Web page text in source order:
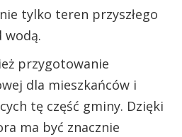
tylko teren przyszłego
wodą.
przygotowanie
dla mieszkańców i
tę część gminy. Dzięki
ma być znacznie